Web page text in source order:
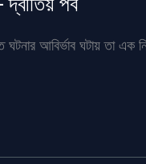
আবির্ভাব ঘটায় তা এক